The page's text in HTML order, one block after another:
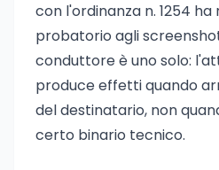
con l'ordinanza n. 1254
probatorio agli
conduttore è uno solo:
produce effetti quando
del destinatario, non
certo binario tecnico.